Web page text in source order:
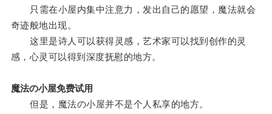
只需在小屋内集中注意力，发出自己的愿望，魔法就会
奇迹般地出现。
这里是诗人可以获得灵感，艺术家可以找到创作的灵
感，心灵可以得到深度抚慰的地方。
魔法の小屋免费试用
但是，魔法の小屋并不是个人私享的地方。